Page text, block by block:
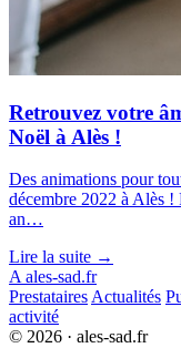
Retrouvez votre
Noël à Alès !
Des animations pour
décembre 2022 à Alès !
an…
Lire la suite →
A ales-sad.fr
Prestataires Actualités
activité
© 2026 · ales-sad.fr